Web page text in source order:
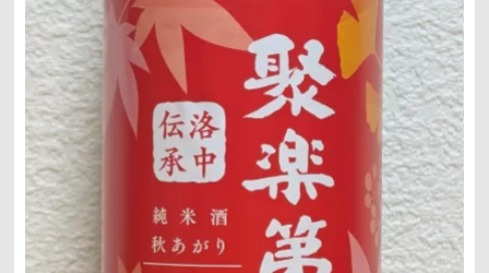
スーパーマルナカで購入
最近、見掛ける「秋あがり」という表記
何となく「ひやおろし」を別の表現にしたものかと思って
いたのですが、今回のお酒は製造が８月となっているの
で、違うような気がしてきました